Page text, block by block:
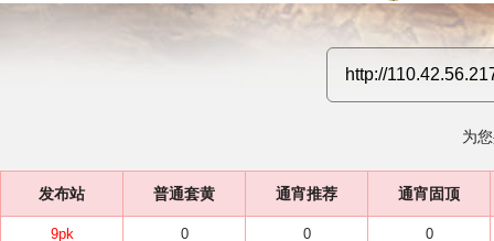
为
发布站 普通套黄 通宵推荐 通宵固顶
9pk 0 0 0